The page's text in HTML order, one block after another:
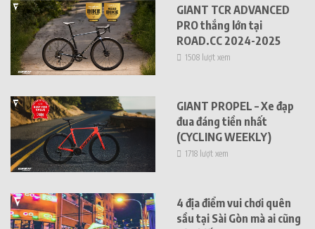
GIANT TCR ADVANCED
PRO thắng lớn tại
ROAD.CC 2024-2025
1508 lượt xem
GIANT PROPEL – Xe đạp
đua đáng tiền nhất
(CYCLING WEEKLY)
1718 lượt xem
4 địa điểm vui chơi quên
sầu tại Sài Gòn mà ai cũng